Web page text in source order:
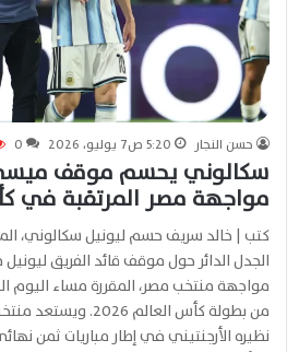
حسن النجار 5:20 ص7 يوليو، 2026 0
سكالوني يحسم موقف
مواجهة مصر المرتقبة في كأس
كتب | خالد سريف حسم ليونيل سكالوني،
الجدل الدائر حول موقف قائد الفريق
من بطولة كأس العالم
نظيره الأرجنتيني في إطار مباريات ثمن